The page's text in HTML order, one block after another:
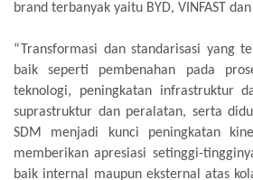
brand terbanyak yaitu BYD, VINFAST
“Transformasi dan standarisasi yang
baik seperti pembenahan pada
teknologi, peningkatan infrastruktur
suprastruktur dan peralatan, serta
SDM menjadi kunci peningkatan
memberikan apresiasi setinggi-
baik internal maupun eksternal atas